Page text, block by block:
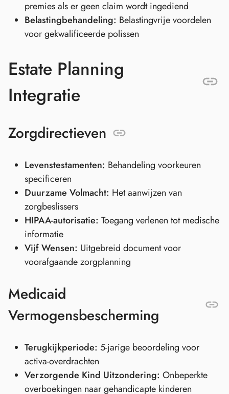
premies als er geen claim wordt ingediend
Belastingbehandeling: Belastingvrije voordelen
voor gekwalificeerde polissen
Estate Planning
Integratie
Zorgdirectieven
Levenstestamenten: Behandeling voorkeuren
specificeren
Duurzame Volmacht: Het aanwijzen van
zorgbeslissers
HIPAA-autorisatie: Toegang verlenen tot medische
informatie
Vijf Wensen: Uitgebreid document voor
voorafgaande zorgplanning
Medicaid
Vermogensbescherming
Terugkijkperiode: 5-jarige beoordeling voor
activa-overdrachten
Verzorgende Kind Uitzondering: Onbeperkte
overboekingen naar gehandicapte kinderen